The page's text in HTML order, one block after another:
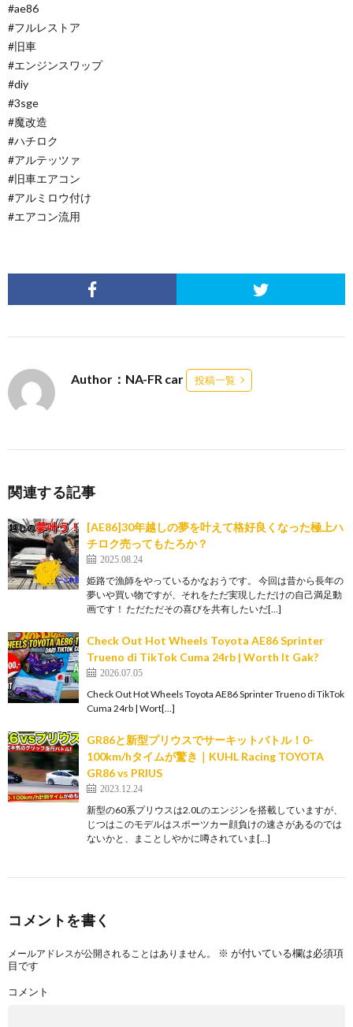
#ae86
#フルレストア
#旧車
#エンジンスワップ
#diy
#3sge
#魔改造
#ハチロク
#アルテッツァ
#旧車エアコン
#アルミロウ付け
#エアコン流用
Author：NA-FR car 投稿一覧
関連する記事
[AE86]30年越しの夢を叶えて格好良くなった極上ハ
チロク売ってもたろか？
2025.08.24
姫路で漁師をやっているかなおうです。 今回は昔から長年の
夢いや買い物ですが、それをただ実現しただけの自己満足動
画です！ ただただその喜びを共有したいだ[…]
Check Out Hot Wheels Toyota AE86 Sprinter
Trueno di TikTok Cuma 24rb | Worth It Gak?
2026.07.05
Check Out Hot Wheels Toyota AE86 Sprinter Trueno di TikTok
Cuma 24rb | Wort[…]
GR86と新型プリウスでサーキットバトル！0-
100km/hタイムが驚き｜KUHL Racing TOYOTA
GR86 vs PRIUS
2023.12.24
新型の60系プリウスは2.0Lのエンジンを搭載していますが、
じつはこのモデルはスポーツカー顔負けの速さがあるのでは
ないかと、まことしやかに噂されていま[…]
コメントを書く
メールアドレスが公開されることはありません。 ※ が付いている欄は必須項
目です
コメント